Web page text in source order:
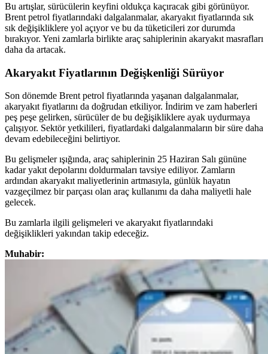
Bu artışlar, sürücülerin keyfini oldukça kaçıracak gibi görünüyor.
Brent petrol fiyatlarındaki dalgalanmalar, akaryakıt fiyatlarında sık
sık değişikliklere yol açıyor ve bu da tüketicileri zor durumda
bırakıyor. Yeni zamlarla birlikte araç sahiplerinin akaryakıt masrafları
daha da artacak.
Akaryakıt Fiyatlarının Değişkenliği Sürüyor
Son dönemde Brent petrol fiyatlarında yaşanan dalgalanmalar,
akaryakıt fiyatlarını da doğrudan etkiliyor. İndirim ve zam haberleri
peş peşe gelirken, sürücüler de bu değişikliklere ayak uydurmaya
çalışıyor. Sektör yetkilileri, fiyatlardaki dalgalanmaların bir süre daha
devam edebileceğini belirtiyor.
Bu gelişmeler ışığında, araç sahiplerinin 25 Haziran Salı gününe
kadar yakıt depolarını doldurmaları tavsiye ediliyor. Zamların
ardından akaryakıt maliyetlerinin artmasıyla, günlük hayatın
vazgeçilmez bir parçası olan araç kullanımı da daha maliyetli hale
gelecek.
Bu zamlarla ilgili gelişmeleri ve akaryakıt fiyatlarındaki
değişiklikleri yakından takip edeceğiz.
Muhabir: